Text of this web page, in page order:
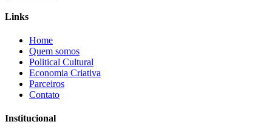
Links
Home
Quem somos
Political Cultural
Economia Criativa
Parceiros
Contato
Institucional